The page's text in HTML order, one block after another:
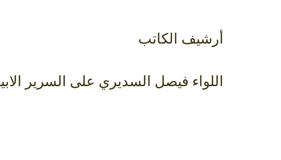
أرشيف الكاتب
اللواء فيصل السديري على السرير